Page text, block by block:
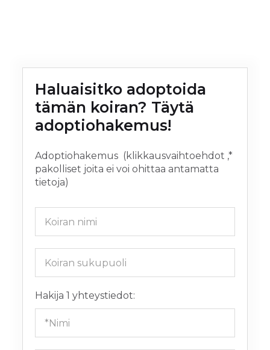
tämän koiran? Täytä
adoptiohakemus!
Adoptiohakemus (klikkausvaihtoehdot ,*
pakolliset joita ei voi ohittaa antamatta
tietoja)
Hakija 1 yhteystiedot: